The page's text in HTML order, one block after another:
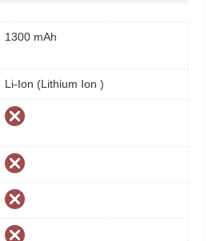
1300 mAh
Li-Ion (Lithium Ion )